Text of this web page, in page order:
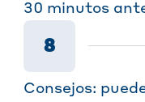
30 minutos
8
Consejos: